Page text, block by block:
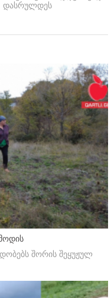
დასრულდეს
შორის შეყუჟულ